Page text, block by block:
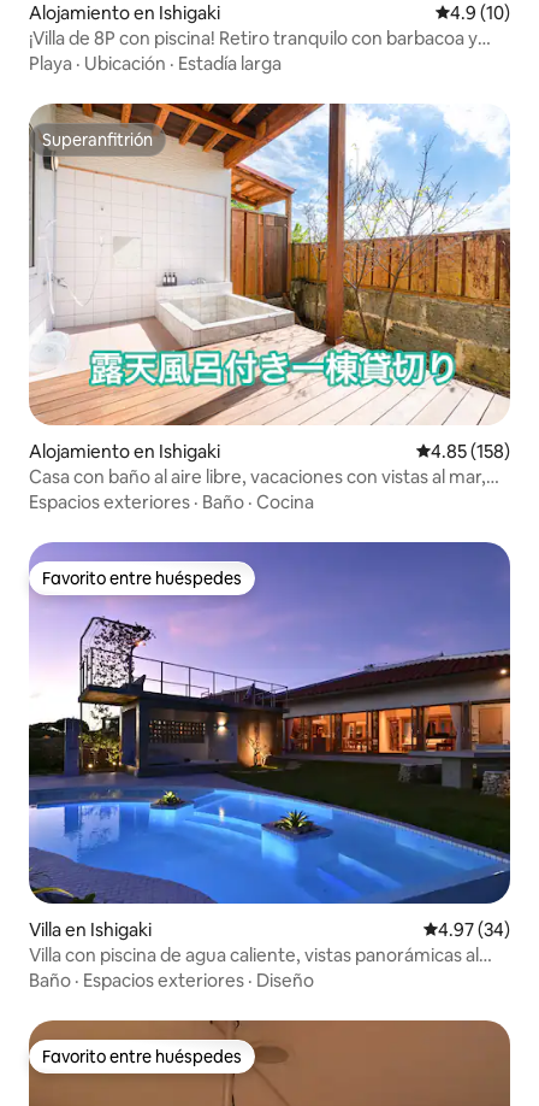
Alojamiento en Ishigaki Calificación
4.9 (10)
¡Villa de 8P con piscina! Retiro tranquilo con barbacoa y
observación de estrellas
Playa · Ubicación · Estadía larga
Superanfitrión
Superanfitrión
Alojamiento en Ishigaki Calificación
4.85 (158)
Casa con baño al aire libre, vacaciones con vistas al mar,
cielo estrellado por la noche, estacionamiento gratuito
Espacios exteriores · Baño · Cocina
Favorito entre huéspedes
Favorito entre huéspedes
Villa en Ishigaki Calificación
4.97 (34)
Villa con piscina de agua caliente, vistas panorámicas al
mar, instalaciones para barbacoa, capacidad para 8
padres), Ishigaki Hills
Baño · Espacios exteriores · Diseño
Favorito entre huéspedes
Favorito entre huéspedes